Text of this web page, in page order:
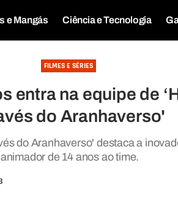
e Mangás Ciência e Tecnologia
FILMES E SÉRIES
entra na equipe de
do Aranhaverso'
do Aranhaverso' destaca a
animador de 14 anos ao time.